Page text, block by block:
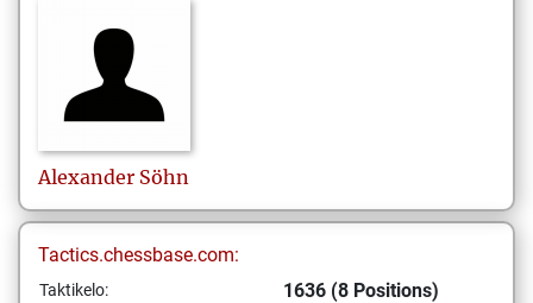
Alexander Söhn
Tactics.chessbase.com:
Taktikelo: 1636 (8 Positions)